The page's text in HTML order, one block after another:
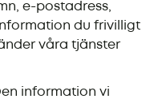
e-postadress,
du frivilligt
våra tjänster
information vi